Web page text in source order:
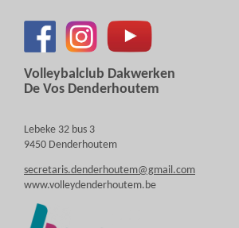
Volleybalclub Dakwerken
De Vos Denderhoutem
Lebeke 32 bus 3
9450 Denderhoutem
secretaris.denderhoutem@gmail.com
www.volleydenderhoutem.be